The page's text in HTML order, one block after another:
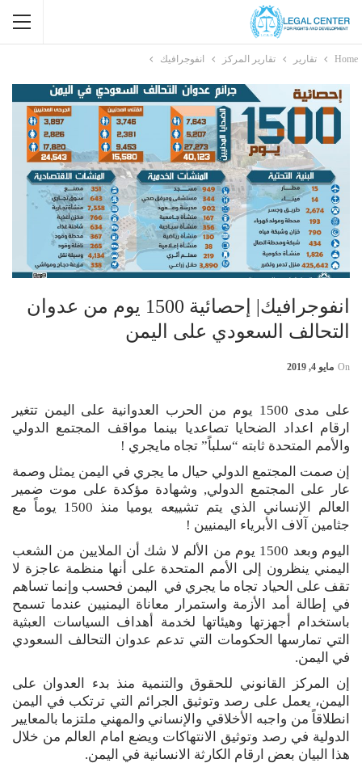
Home تقارير تقارير المركز انفوجرافيك
انفوجرافيك| إحصائية 1500 يوم من عدوان
التحالف السعودي على اليمن
On مايو 4, 2019
على مدى 1500 يوم من الحرب العدوانية على اليمن تتغير
ارقام اعداد الضحايا تصاعديا بينما مواقف المجتمع الدولي
والأمم المتحدة ثابته “سلباً” تجاه مايجري !
إن صمت المجتمع الدولي حيال ما يجري في اليمن يمثل وصمة
عار على المجتمع الدولي, وشهادة مؤكدة على موت ضمير
العالم الإنساني الذي يتم تشييعه يوميا منذ 1500 يوماً مع
جثامين آلاف الأبرياء اليمنيين !
اليوم وبعد 1500 يوم من الألم لا شك أن الملايين من الشعب
اليمني ينظرون إلى الأمم المتحدة على أنها منظمة عاجزة لا
تقف على الحياد تجاه ما يجري في اليمن فحسب وإنما تساهم
في إطالة أمد الأزمة واستمرار معاناة اليمنيين عندما تسمح
باستخدام أجهزتها وهيئاتها لخدمة أهداف السياسات العبثية
التي تمارسها الحكومات التي تدعم عدوان التحالف السعودي
في اليمن.
إن المركز القانوني للحقوق والتنمية منذ بدء العدوان على
اليمن، يعمل على رصد وتوثيق الجرائم التي ترتكب في اليمن
انطلاقاً من واجبه الأخلاقي والإنساني والمهني ملتزما بالمعايير
الدولية في رصد وتوثيق الانتهاكات ويضع امام العالم من خلال
هذا البيان بعض ارقام الكارثة الانسانية في اليمن.